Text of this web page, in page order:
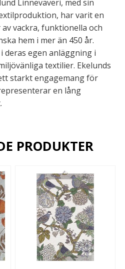
Linneväveri, med sin
har varit en
vackra, funktionella och
hem i mer än 450 år.
deras egen anläggning i
textilier. Ekelunds
starkt engagemang för
en lång
PRODUKTER